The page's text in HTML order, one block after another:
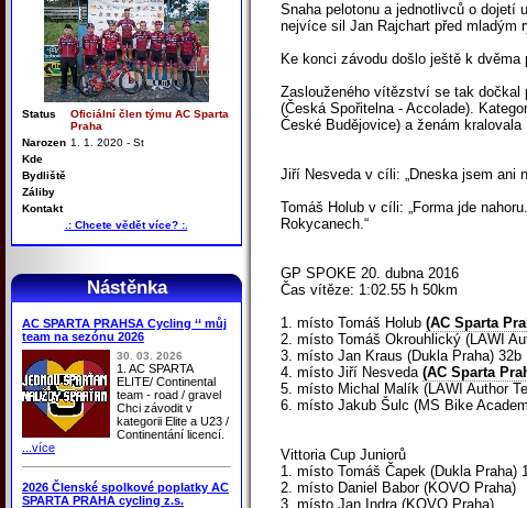
Status
Oficiální člen týmu AC Sparta
Praha
Narozen 1. 1. 2020 - St
Kde
Bydliště
Záliby
Kontakt
.: Chcete vědět více? :.
Nástěnka
AC SPARTA PRAHSA Cycling ‘‘ můj
team na sezónu 2026
30. 03. 2026
1. AC SPARTA
ELITE/ Continental
team - road / gravel
Chci závodit v
kategorii Elite a U23 /
Continentání licencí.
...více
2026 Členské spolkové poplatky AC
SPARTA PRAHA cycling z.s.
Snaha pelotonu a jednotlivců o dojetí
nejvíce sil Jan Rajchart před mladým
Ke konci závodu došlo ještě k
Zaslouženého vítězství se tak dočkal
(Česká Spořitelna - Accolade).
České Budějovice) a ženám
Jiří Nesveda v cíli: „Dneska jsem ani
Tomáš Holub v cíli: „Forma jde
Rokycanech.“
GP SPOKE 20. dubna 2016
Čas vítěze: 1:02.55 h 50km
1. místo Tomáš Holub (AC Sparta
2. místo Tomáš Okrouhlický (LAWI
3. místo Jan Kraus (Dukla Praha) 32b
4. místo Jiří Nesveda (AC Sparta
5. místo Michal Malík (LAWI Author
6. místo Jakub Šulc (MS Bike
Vittoria Cup Juniorů
1. místo Tomáš Čapek (Dukla Praha)
2. místo Daniel Babor (KOVO Praha)
3. místo Jan Indra (KOVO Praha)